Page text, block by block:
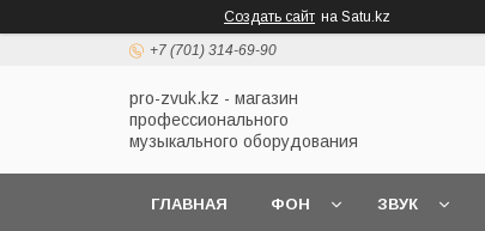
Создать сайт на Satu.kz
+7 (701) 314-69-90
pro-zvuk.kz - магазин
профессионального
музыкального оборудования
ГЛАВНАЯ ФОН ЗВУК